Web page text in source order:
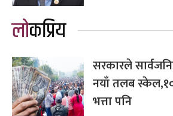
लोकप्रिय
सरकारले
नयाँ तलब स्केल,१०
भत्ता पनि